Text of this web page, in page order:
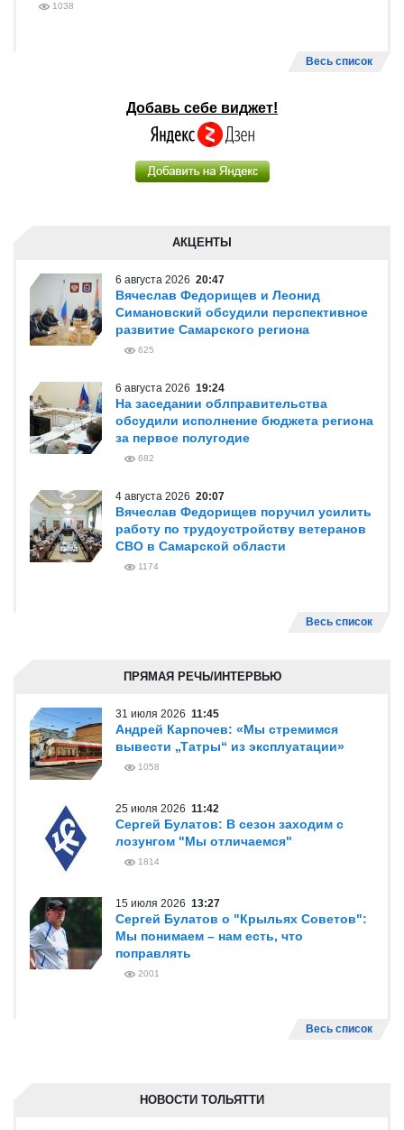
1038
Весь список
Добавь себе виджет!
АКЦЕНТЫ
6 августа 2026 20:47
Вячеслав Федорищев и Леонид
Симановский обсудили перспективное
развитие Самарского региона
625
6 августа 2026 19:24
На заседании облправительства
обсудили исполнение бюджета региона
за первое полугодие
682
4 августа 2026 20:07
Вячеслав Федорищев поручил усилить
работу по трудоустройству ветеранов
СВО в Самарской области
1174
Весь список
ПРЯМАЯ РЕЧЬ/ИНТЕРВЬЮ
31 июля 2026 11:45
Андрей Карпочев: «Мы стремимся
вывести „Татры“ из эксплуатации»
1058
25 июля 2026 11:42
Сергей Булатов: В сезон заходим с
лозунгом "Мы отличаемся"
1814
15 июля 2026 13:27
Сергей Булатов о "Крыльях Советов":
Мы понимаем – нам есть, что
поправлять
2001
Весь список
НОВОСТИ ТОЛЬЯТТИ